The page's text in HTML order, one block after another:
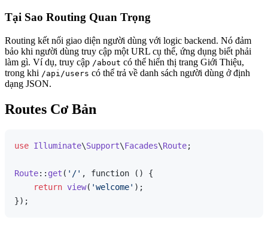
Tại Sao Routing Quan Trọng
Routing kết nối giao diện người dùng với logic backend. Nó đảm
bảo khi người dùng truy cập một URL cụ thể, ứng dụng biết phải
làm gì. Ví dụ, truy cập /about có thể hiển thị trang Giới Thiệu,
trong khi /api/users có thể trả về danh sách người dùng ở định
dạng JSON.
Routes Cơ Bản
use Illuminate\Support\Facades\Route;
Route:: get ( '/' , function () {
return view( 'welcome' );